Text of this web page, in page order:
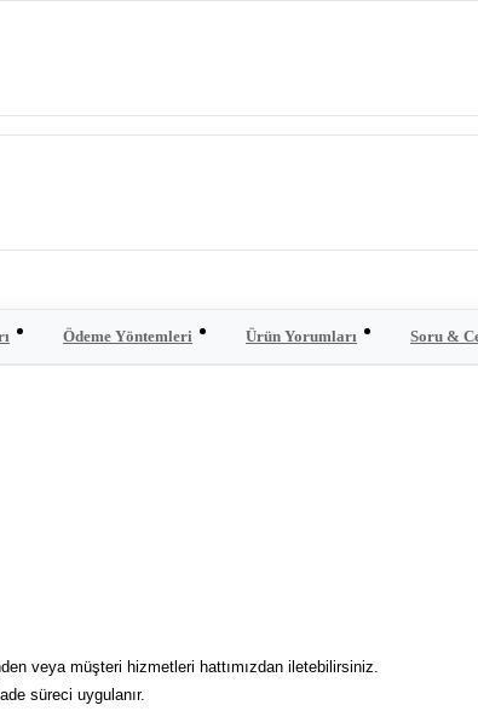
Ödeme Yöntemleri Ürün Yorumları Soru &
veya müşteri hizmetleri hattımızdan iletebilirsiniz.
süreci uygulanır.